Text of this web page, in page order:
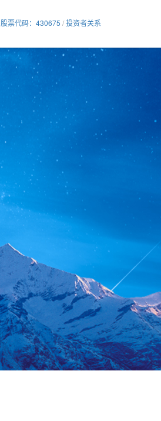
股票代码：430675 /投资者关系